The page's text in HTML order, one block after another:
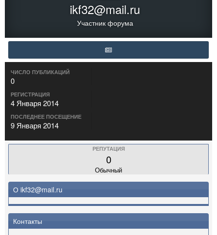
ikf32@mail.ru
Участник форума
ЧИСЛО ПУБЛИКАЦИЙ
0
РЕГИСТРАЦИЯ
4 Января 2014
ПОСЛЕДНЕЕ ПОСЕЩЕНИЕ
9 Января 2014
РЕПУТАЦИЯ
0
Обычный
О ikf32@mail.ru
Контакты